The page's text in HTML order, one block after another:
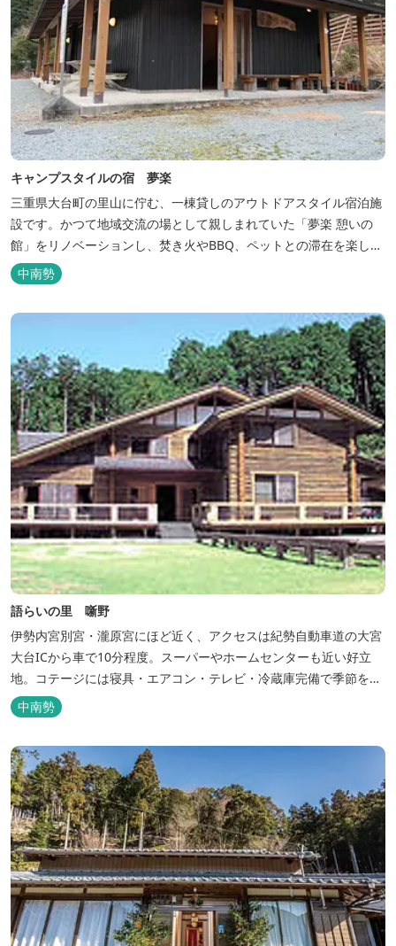
キャンプスタイルの宿 夢楽
三重県大台町の里山に佇む、一棟貸しのアウトドアスタイル宿泊施
設です。かつて地域交流の場として親しまれていた「夢楽 憩いの
館」をリノベーションし、焚き火やBBQ、ペットとの滞在を楽しめ
る“キャンプ気分”の宿として生まれ変わりました。 【営業時間】 チ
ェックイン 15：00（早めのチェックインご希望は予約時に要相
中南勢
語らいの里 噺野
伊勢内宮別宮・瀧原宮にほど近く、アクセスは紀勢自動車道の大宮
大台ICから車で10分程度。スーパーやホームセンターも近い好立
地。コテージには寝具・エアコン・テレビ・冷蔵庫完備で季節を問
わず楽しめます。 食器・調理器具の揃った自炊棟や24時間利用可
能なシャワールームなど充実の設備で快適にお過ごしいただけま
用いただけます(１棟につき１時間)
中南勢